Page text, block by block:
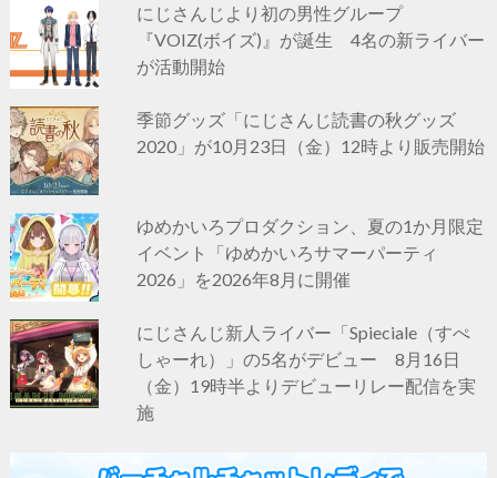
にじさんじより初の男性グループ
『VOIZ(ボイズ)』が誕生 4名の新ライバー
が活動開始
季節グッズ「にじさんじ読書の秋グッズ
2020」が10月23日（金）12時より販売開始
ゆめかいろプロダクション、夏の1か月限定
イベント「ゆめかいろサマーパーティ
2026」を2026年8月に開催
にじさんじ新人ライバー「Spieciale（すぺ
しゃーれ）」の5名がデビュー 8月16日
（金）19時半よりデビューリレー配信を実
施